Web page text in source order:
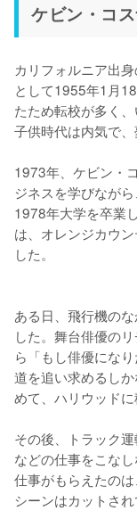
ケビン・コ
カリフォルニア出
として1955年1月
たため転校が多く
子供時代は内気で、
1973年、ケビン・
ジネスを学びなが
1978年大学を卒業
は、オレンジカウ
した。
ある日、飛行機の
した。舞台俳優の
ら「もし俳優にな
道を追い求めるし
めて、ハリウッドに
その後、トラック
などの仕事をこな
仕事がもらえたの
シーンはカットされ